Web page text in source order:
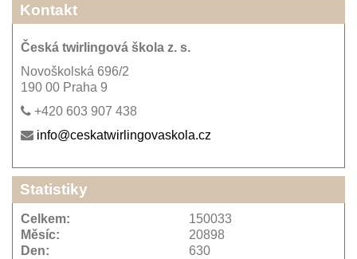
Kontakt
Česká twirlingová škola z. s.
Novoškolská 696/2
190 00 Praha 9
+420 603 907 438
info@ceskatwirlingovaskola.cz
Statistiky
Celkem:
150033
Měsíc:
20898
Den:
630